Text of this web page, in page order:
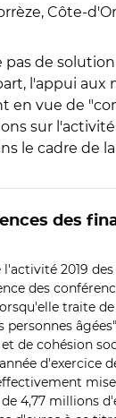
Côte-
pas de
l'appui aux
en vue de
sur
le cadre de
des
l'activité 2019
des
traite
personnes
de cohésion
d'exercice
mise
4,77 millions